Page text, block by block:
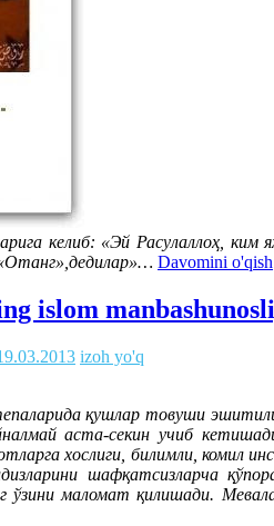
келиб: «Эй Расулаллоҳ,
Davomini o'qish
islom
izoh yo'q
қушлар товуши
аста-секин учиб
хослиги, билимли, комил
шафқатсизларча
ўзини маломат қилишади.